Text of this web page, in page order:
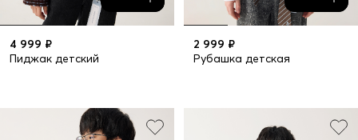
4 999 ₽
Пиджак детский
2 999 ₽
Рубашка детская